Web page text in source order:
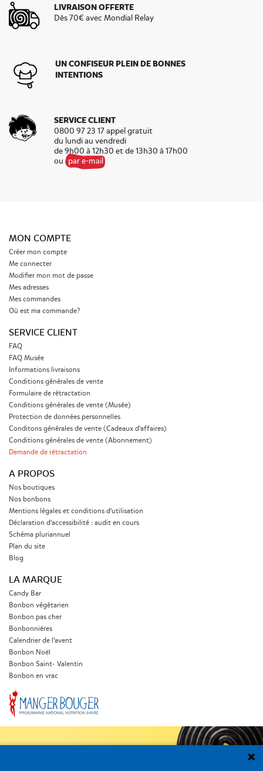
LIVRAISON OFFERTE
Dès 70€ avec Mondial Relay
UN CONFISEUR PLEIN DE BONNES
INTENTIONS
SERVICE CLIENT
0800 97 23 17 appel gratuit
du lundi au vendredi
de 9h00 à 12h30 et de 13h30 à 17h00
ou par e-mail
MON COMPTE
Créer mon compte
Me connecter
Modifier mon mot de passe
Mes adresses
Mes commandes
Où est ma commande?
SERVICE CLIENT
FAQ
FAQ Musée
Informations livraisons
Conditions générales de vente
Formulaire de rétractation
Conditions générales de vente (Musée)
Protection de données personnelles
Conditons générales de vente (Cadeaux d'affaires)
Conditions générales de vente (Abonnement)
Demande de rétractation
A PROPOS
Nos boutiques
Nos bonbons
Mentions légales et conditions d'utilisation
Déclaration d'accessibilité : audit en cours
Schéma pluriannuel
Plan du site
Blog
LA MARQUE
Candy Bar
Bonbon végétarien
Bonbon pas cher
Bonbonnières
Calendrier de l'avent
Bonbon Noël
Bonbon Saint- Valentin
Bonbon en vrac